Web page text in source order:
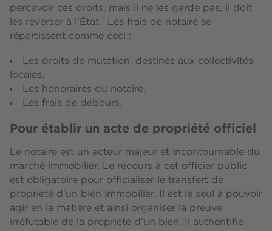
percevoir ces droits, mais il ne les garde pas, il doit
les reverser à l’État. Les frais de notaire se
répartissent comme ceci :
Les droits de mutation, destinés aux collectivités
locales.
Les honoraires du notaire.
Les frais de débours.
Pour établir un acte de propriété officiel
Le notaire est un acteur majeur et incontournable du
marché immobilier. Le recours à cet officier public
est obligatoire pour officialiser le transfert de
propriété d'un bien immobilier. Il est le seul à pouvoir
agir en la matière et ainsi organiser la preuve
irréfutable de la propriété d’un bien. Il authentifie